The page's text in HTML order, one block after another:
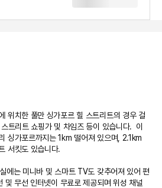
위치한 풀만 싱가포르 힐 스트리트의 경우 걸
트리트 쇼핑가 및 차임즈 등이 있습니다.  이
싱가포르까지는 1km 떨어져 있으며, 2.1km
서킷도 있습니다.
에는 미니바 및 스마트 TV도 갖추어져 있어 편
및 무선 인터넷이 무료로 제공되며 위성 채널